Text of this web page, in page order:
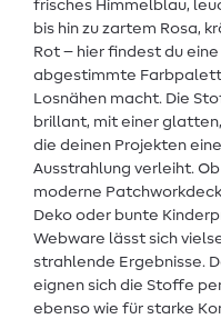
frisches Himmelblau,
bis hin zu zartem Rosa,
Rot – hier findest du
abgestimmte
Losnähen macht. Die
brillant, mit einer
die deinen Projekten
Ausstrahlung verleiht.
moderne
Deko oder bunte
Webware lässt sich
strahlende Ergebnisse.
eignen sich die Stoffe
ebenso wie für starke